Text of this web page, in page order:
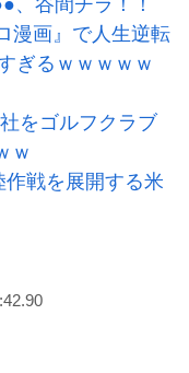
漫画』で人生逆転
ぎるｗｗｗｗｗ
をゴルフクラブ
ｗ
戦を展開する米